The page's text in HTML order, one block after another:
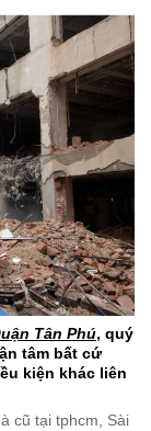
Tân Phú, quý
tâm bất cứ
kiện khác liên